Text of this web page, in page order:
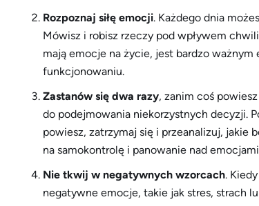
Rozpoznaj siłę emocji. Każdego dnia
Mówisz i robisz rzeczy pod wpływem
mają emocje na życie, jest bardzo
funkcjonowaniu.
Zastanów się dwa razy, zanim coś
do podejmowania niekorzystnych decyzji.
powiesz, zatrzymaj się i przeanalizuj, jakie
na samokontrolę i panowanie nad
Nie tkwij w negatywnych wzorcach.
negatywne emocje, takie jak stres, strach